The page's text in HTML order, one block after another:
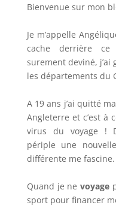
Bienvenue sur mon
Je m’appelle
cache derrière ce
surement deviné, j’ai
les départements du
A 19 ans j’ai quitté
Angleterre et c’est à
virus du voyage !
périple une
différente me fascine.
Quand je nevoyage
sport pour financer